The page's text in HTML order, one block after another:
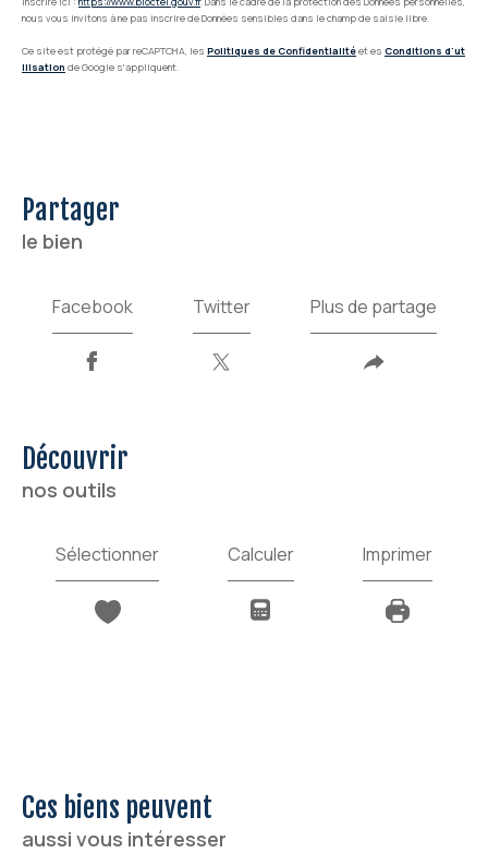
nous vous invitons à ne pas inscrire de Données sensibles dans le champ de saisie libre.
Ce site est protégé par reCAPTCHA, les Politiques de Confidentialitéet es Conditions d'ut
ilisation de Google s'appliquent.
partager
le bien
Facebook Twitter Plus de partage
découvrir
nos outils
Sélectionner Calculer Imprimer
Ces biens peuvent
aussi vous intéresser